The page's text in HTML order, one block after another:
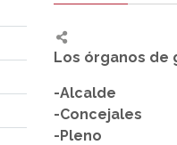
Los órganos de
-Alcalde
-Concejales
-Pleno